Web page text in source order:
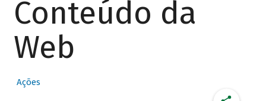
Conteúdo da
Web
Ações